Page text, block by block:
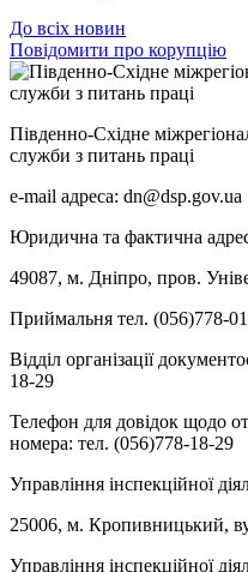
До всіх новин
Повідомити про корупцію
Південно-Східне
служби з питань праці
e-mail адреса: dn@dsp.gov.ua
Юридична та фактична
49087, м. Дніпро, пров.
Приймальня тел. (056)778-
Відділ організації
18-29
Телефон для довідок щодо
номера: тел. (056)778-18-29
Управління інспекційної
25006, м. Кропивницький,
Управління інспекційної